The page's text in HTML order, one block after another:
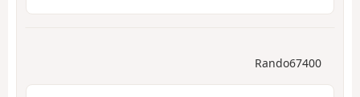
Rando67400